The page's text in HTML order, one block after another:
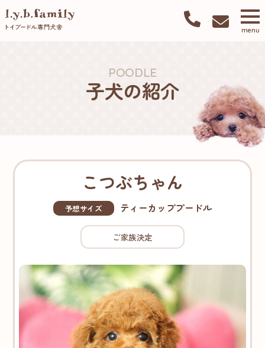
menu
POODLE
子犬の紹介
こつぶちゃん
予想サイズ ティーカッププードル
ご家族決定